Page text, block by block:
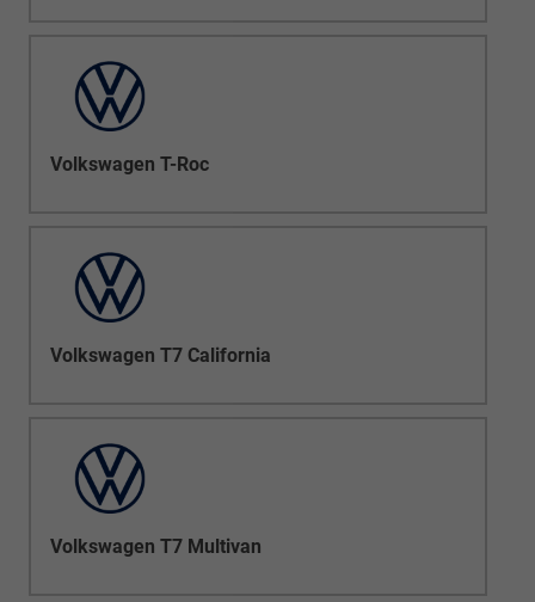
Volkswagen T-Roc
Volkswagen T7 California
Volkswagen T7 Multivan